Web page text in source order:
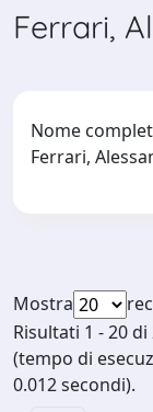
Ferrari,
Nome
Ferrari,
Mostra
Risultati 1 - 20 di
(tempo di
0.012 secondi).